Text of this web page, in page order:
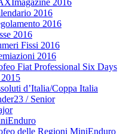
2016
2016
2016
Fissi 2016
2016
Fiat Professional Six Days
d’Italia/Coppa Italia
/ Senior
delle Regioni MiniEnduro